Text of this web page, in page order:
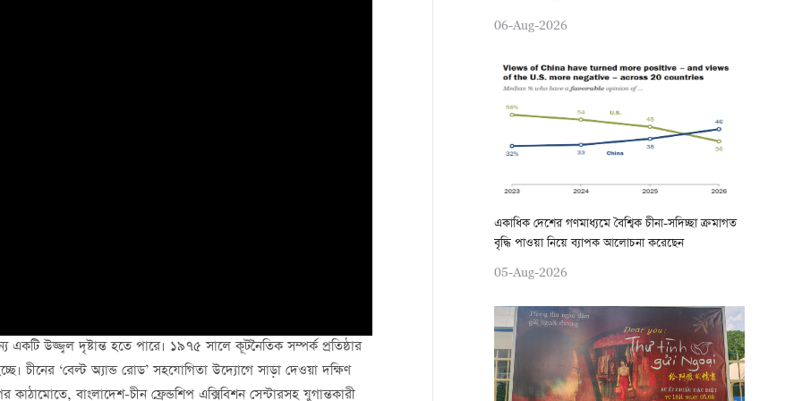
উজ্জ্বল দৃষ্টান্ত হতে পারে। ১৯৭৫ সালে কূটনৈতিক সম্পর্ক প্রতিষ্ঠার
চীনের ‘বেল্ট অ্যান্ড রোড’ সহযোগিতা উদ্যোগে সাড়া দেওয়া দক্ষিণ
বাংলাদেশ-চীন ফ্রেন্ডশিপ এক্সিবিশন সেন্টারসহ যুগান্তকারী
06-Aug-2026
একাধিক দেশের গণমাধ্যমে বৈশ্বিক চীনা-সদিচ্ছা ক্রমাগত
বৃদ্ধি পাওয়া নিয়ে ব্যাপক আলোচনা করেছেন
05-Aug-2026